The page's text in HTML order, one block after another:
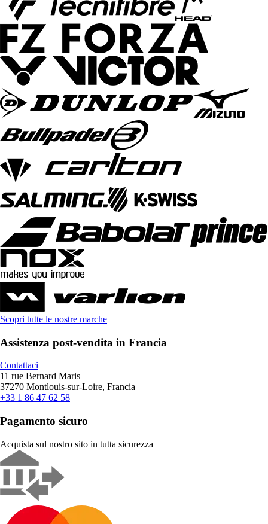
Scopri tutte le nostre marche
Assistenza post-vendita in Francia
Contattaci
11 rue Bernard Maris
37270 Montlouis-sur-Loire, Francia
+33 1 86 47 62 58
Pagamento sicuro
Acquista sul nostro sito in tutta sicurezza